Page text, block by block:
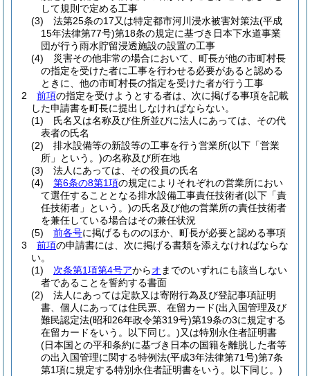
して規則で定める工事
(3)
法第25条の17又は特定都市河川浸水被害対策法(平成
15年法律第77号)第18条の規定に基づき日本下水道事業
団が行う雨水貯留浸透施設の設置の工事
(4)
災害その他非常の場合において、町長が他の市町村長
の指定を受けた者に工事を行わせる必要があると認める
ときに、他の市町村長の指定を受けた者が行う工事
2
前項の指定を受けようとする者は、次に掲げる事項を記載
した申請書を町長に提出しなければならない。
(1)
氏名又は名称及び住所並びに法人にあっては、その代
表者の氏名
(2)
排水設備等の新設等の工事を行う営業所(以下「営業
所」という。)の名称及び所在地
(3)
法人にあっては、その役員の氏名
(4)
第6条の8第1項の規定によりそれぞれの営業所におい
て選任することとなる排水設備工事責任技術者(以下「責
任技術者」という。)の氏名及び他の営業所の責任技術者
を兼任している場合はその兼任状況
(5)
前各号に掲げるもののほか、町長が必要と認める事項
3
前項の申請書には、次に掲げる書類を添えなければならな
い。
(1)
次条第1項第4号アからオ までのいずれにも該当しない
者であることを誓約する書面
(2)
法人にあっては定款又は寄附行為及び登記事項証明
書、個人にあっては住民票、在留カード(出入国管理及び
難民認定法(昭和26年政令第319号)第19条の3に規定する
在留カードをいう。以下同じ。)又は特別永住者証明書
(日本国との平和条約に基づき日本の国籍を離脱した者等
の出入国管理に関する特例法(平成3年法律第71号)第7条
第1項に規定する特別永住者証明書をいう。以下同じ。)